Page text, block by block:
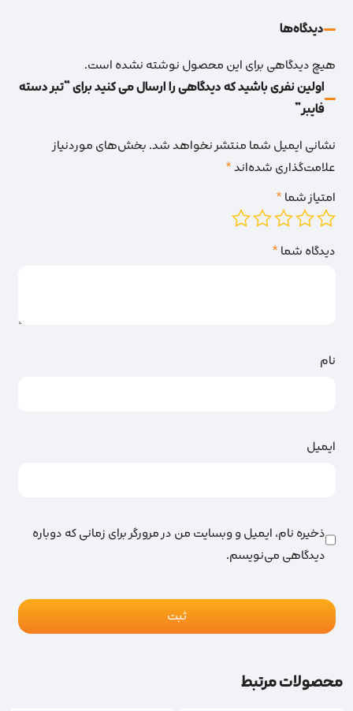
دیدگاه‌‌ها
هیچ دیدگاهی برای این محصول نوشته نشده است.
اولین نفری باشید که دیدگاهی را ارسال می کنید برای “تبر دسته
فایبر”
نشانی ایمیل شما منتشر نخواهد شد.بخش‌های موردنیاز
علامت‌گذاری شده‌اند*
امتیاز شما*
دیدگاه شما*
نام
ایمیل
ذخیره نام، ایمیل و وبسایت من در مرورگر برای زمانی که دوباره
دیدگاهی می‌نویسم.
محصولات مرتبط